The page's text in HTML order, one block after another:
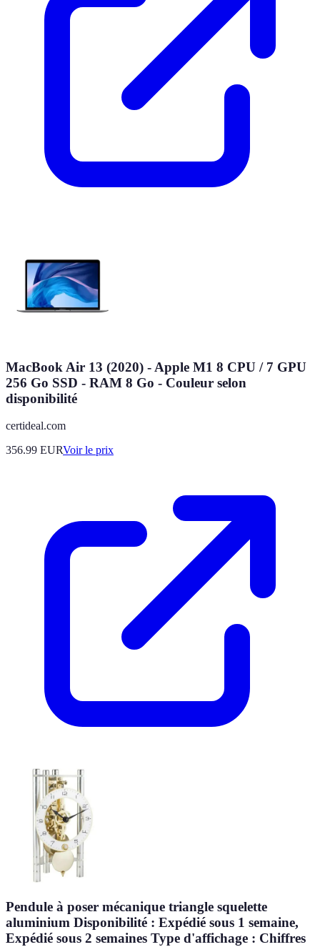
MacBook Air 13 (2020) - Apple M1 8 CPU / 7 GPU
256 Go SSD - RAM 8 Go - Couleur selon
disponibilité
certideal.com
356.99 EURVoir le prix
Pendule à poser mécanique triangle squelette
aluminium Disponibilité : Expédié sous 1 semaine,
Expédié sous 2 semaines Type d'affichage : Chiffres